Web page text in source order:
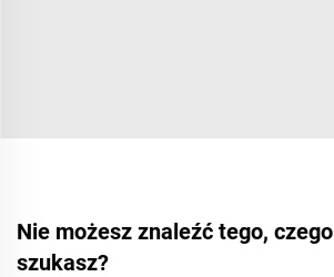
Nie możesz znaleźć tego, czego
szukasz?